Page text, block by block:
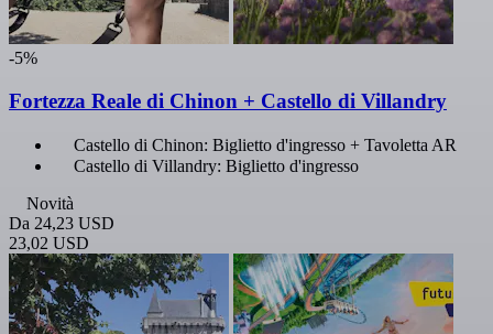
-5%
Fortezza Reale di Chinon + Castello di Villandry
Castello di Chinon: Biglietto d'ingresso + Tavoletta AR
Castello di Villandry: Biglietto d'ingresso
Novità
Da 24,23 USD
23,02 USD